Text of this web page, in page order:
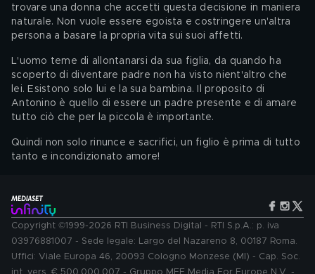
trovare una donna che accetti questa decisione in maniera
naturale. Non vuole essere egoista e costringere un'altra
persona a basare la propria vita sui suoi affetti.
L'uomo teme di allontanarsi da sua figlia, da quando ha
scoperto di diventare padre non ha visto nient'altro che
lei. Esistono solo lui e la sua bambina. Il proposito di
Antonino è quello di essere un padre presente e di amare
tutto ciò che per la piccola è importante.
Quindi non solo rinunce e sacrifici, un figlio è prima di tutto
tanto e incondizionato amore!
Copyright ©1999-2026 RTI Business Digital - RTI S.p.A.: p. iva
03976881007 - Sede legale: Largo del Nazareno 8, 00187 Roma.
Uffici: Viale Europa 46, 20093 Cologno Monzese (MI) - Cap. Soc.